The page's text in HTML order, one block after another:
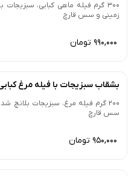
300 گرم فیله ماهی کبابی،
زمینی و سس قارچ
990,000 تومان
بشقاب سبزیجات با فیله مرغ
200 گرم فیله مرغ، سبزیجات بلانچ
سس قارچ
950,000 تومان